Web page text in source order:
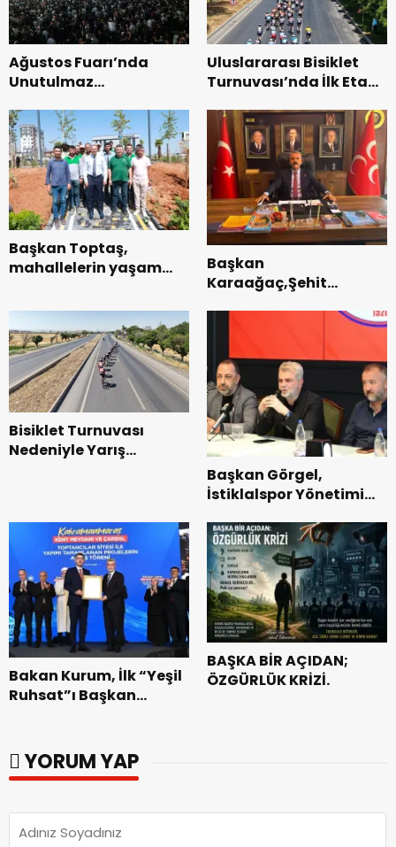
Ağustos Fuarı’nda
Unutulmaz
Uluslararası Bisiklet
Turnuvası’nda İlk Etap
Tamamlandı.
Başkan Toptaş,
mahallelerin yaşam
parkları ziyaret etti.
Başkan
Karaağaç,Şehit
Bisiklet Turnuvası
Nedeniyle Yarış
Başkan Görgel,
İstiklalspor Yönetimi
Araya Geldi.
Bakan Kurum, İlk “Yeşil
Ruhsat”ı Başkan
BAŞKA BİR AÇIDAN;
ÖZGÜRLÜK KRİZİ.
YORUM YAP